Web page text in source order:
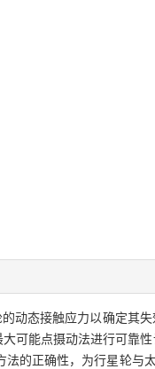
动态接触应力以确定其
可能点摄动法进行可靠
的正确性，为行星轮与